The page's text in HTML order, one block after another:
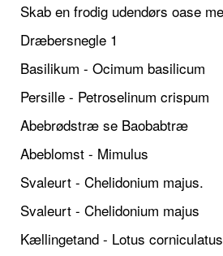
Dræbersnegle 1
Basilikum - Ocimum basilicum
Persille - Petroselinum crispum
Abebrødstræ se Baobabtræ
Abeblomst - Mimulus
Svaleurt - Chelidonium majus.
Svaleurt - Chelidonium majus
Kællingetand - Lotus corniculatus